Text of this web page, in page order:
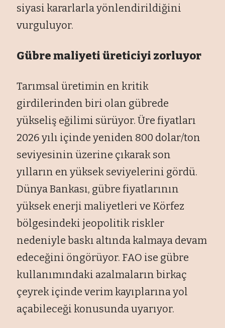
siyasi kararlarla yönlendirildiğini
vurguluyor.
Gübre maliyeti üreticiyi zorluyor
Tarımsal üretimin en kritik
girdilerinden biri olan gübrede
yükseliş eğilimi sürüyor. Üre fiyatları
2026 yılı içinde yeniden 800 dolar/ton
seviyesinin üzerine çıkarak son
yılların en yüksek seviyelerini gördü.
Dünya Bankası, gübre fiyatlarının
yüksek enerji maliyetleri ve Körfez
bölgesindeki jeopolitik riskler
nedeniyle baskı altında kalmaya devam
edeceğini öngörüyor. FAO ise gübre
kullanımındaki azalmaların birkaç
çeyrek içinde verim kayıplarına yol
açabileceği konusunda uyarıyor.